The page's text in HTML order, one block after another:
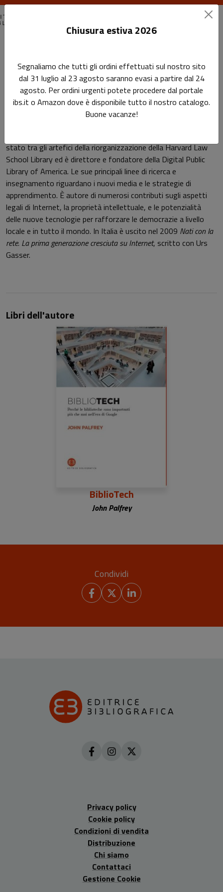
John Palfrey
Pagina di John Palfrey
stato tra gli artefici della riorganizzazione della Harvard Law
School Library ed è direttore e fondatore della Digital Public
Library of America. Le sue principali linee di ricerca e
insegnamento riguardano i nuovi media e le strategie di
apprendimento. È autore di numerosi contributi sugli aspetti
legali di Internet, la proprietà intellettuale, e le potenzialità
delle nuove tecnologie per rafforzare le democrazie a livello
locale e in tutto il mondo. In Italia è uscito nel 2009 Nati con la
rete. La prima generazione cresciuta su Internet, scritto con Urs
Gasser.
Libri dell'autore
BiblioTech
John Palfrey
Condividi
Privacy policy
Cookie policy
Condizioni di vendita
Distribuzione
Chi siamo
Contattaci
Gestione Cookie
Chiusura estiva 2026
Segnaliamo che tutti gli ordini effettuati sul nostro sito
dal 31 luglio al 23 agosto saranno evasi a partire dal 24
agosto. Per ordini urgenti potete procedere dal portale
ibs.it o Amazon dove è disponibile tutto il nostro catalogo.
Buone vacanze!